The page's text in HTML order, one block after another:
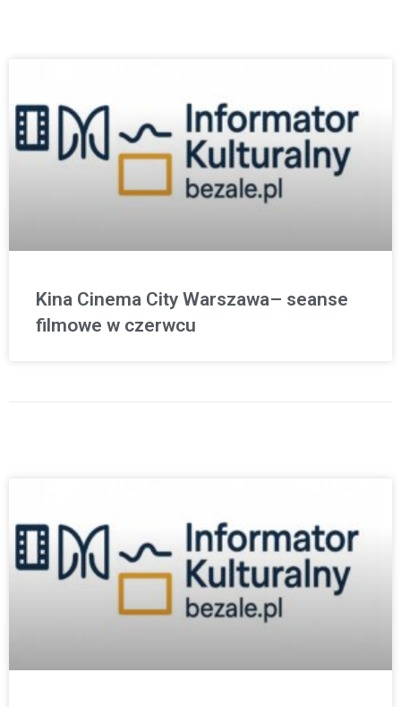
Kina Cinema City Warszawa– seanse
filmowe w czerwcu